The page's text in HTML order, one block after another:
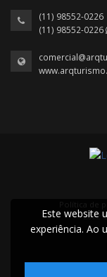
(11) 98552-0226
(11) 98552-0226
2022
Este website
experiência. Ao